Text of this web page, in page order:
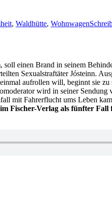
, Waldhütte, Wohnwagen
einen Brand in seinem
Sexualstraftäter Jósteinn.
aufrollen will, beginnt sie zu
wird in seiner Sendung
mit Fahrerflucht ums Leben
Fischer-Verlag als fünfter